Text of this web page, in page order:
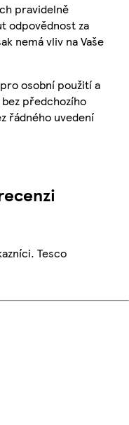
pravidelně
odpovědnost za
nemá vliv na Vaše
osobní použití a
předchozího
řádného uvedení
Tesco